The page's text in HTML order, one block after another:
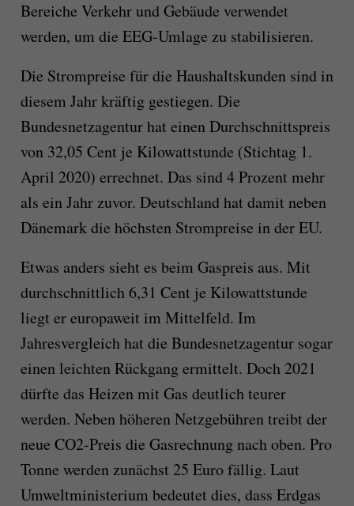
Bereiche Verkehr und Gebäude verwendet
werden, um die EEG-Umlage zu stabilisieren.
Die Strompreise für die Haushaltskunden sind in
diesem Jahr kräftig gestiegen. Die
Bundesnetzagentur hat einen Durchschnittspreis
von 32,05 Cent je Kilowattstunde (Stichtag 1.
April 2020) errechnet. Das sind 4 Prozent mehr
als ein Jahr zuvor. Deutschland hat damit neben
Dänemark die höchsten Strompreise in der EU.
Etwas anders sieht es beim Gaspreis aus. Mit
durchschnittlich 6,31 Cent je Kilowattstunde
liegt er europaweit im Mittelfeld. Im
Jahresvergleich hat die Bundesnetzagentur sogar
einen leichten Rückgang ermittelt. Doch 2021
dürfte das Heizen mit Gas deutlich teurer
werden. Neben höheren Netzgebühren treibt der
neue CO2-Preis die Gasrechnung nach oben. Pro
Tonne werden zunächst 25 Euro fällig. Laut
Umweltministerium bedeutet dies, dass Erdgas